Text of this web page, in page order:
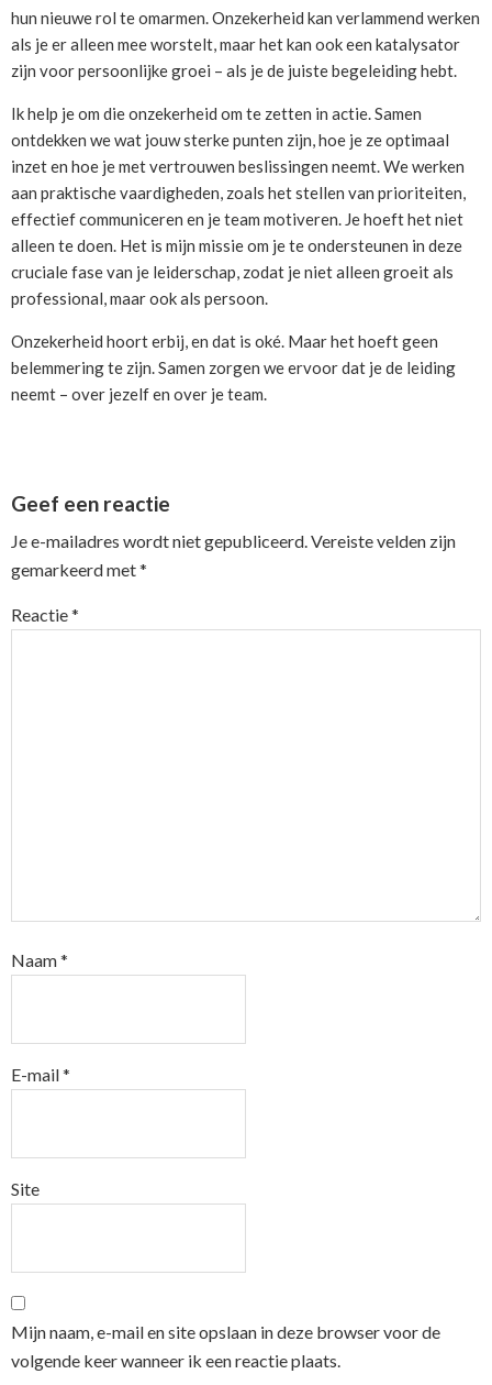
hun nieuwe rol te omarmen. Onzekerheid kan verlammend werken
als je er alleen mee worstelt, maar het kan ook een katalysator
zijn voor persoonlijke groei – als je de juiste begeleiding hebt.
Ik help je om die onzekerheid om te zetten in actie. Samen
ontdekken we wat jouw sterke punten zijn, hoe je ze optimaal
inzet en hoe je met vertrouwen beslissingen neemt. We werken
aan praktische vaardigheden, zoals het stellen van prioriteiten,
effectief communiceren en je team motiveren. Je hoeft het niet
alleen te doen. Het is mijn missie om je te ondersteunen in deze
cruciale fase van je leiderschap, zodat je niet alleen groeit als
professional, maar ook als persoon.
Onzekerheid hoort erbij, en dat is oké. Maar het hoeft geen
belemmering te zijn. Samen zorgen we ervoor dat je de leiding
neemt – over jezelf en over je team.
Interactions
Geef een reactie
Je e-mailadres wordt niet gepubliceerd.Vereiste velden zijn
gemarkeerd met*
Reactie*
Naam*
E-mail*
Site
Mijn naam, e-mail en site opslaan in deze browser voor de
volgende keer wanneer ik een reactie plaats.